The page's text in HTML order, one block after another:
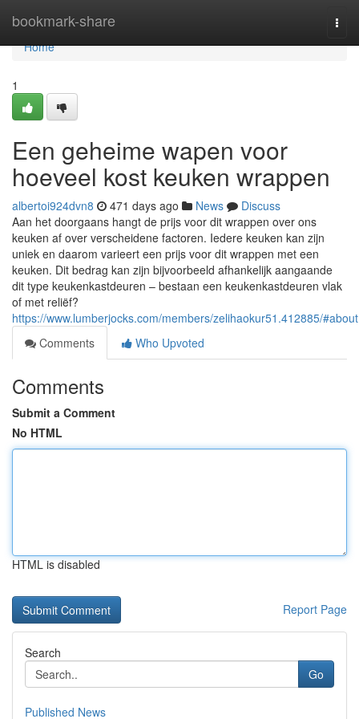
bookmark-share
Home
Home
1
Een geheime wapen voor
hoeveel kost keuken wrappen
albertoi924dvn8 471 days ago News
Discuss
Aan het doorgaans hangt de prijs voor dit wrappen over ons
keuken af over verscheidene factoren. Iedere keuken kan zijn
uniek en daarom varieert een prijs voor dit wrappen met een
keuken. Dit bedrag kan zijn bijvoorbeeld afhankelijk aangaande
dit type keukenkastdeuren – bestaan een keukenkastdeuren vlak
of met reliëf?
https://www.lumberjocks.com/members/zelihaokur51.412885/#about
Comments
Who Upvoted
Comments
Submit a Comment
No HTML
HTML is disabled
Report Page
Search
Go
Published News